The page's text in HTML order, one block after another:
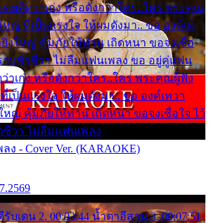
คยคิดว่าเก่ง หรือดังกว่าใคร..ใคร พระคุณ
หญ่ ที่เป็นแรงใจ ให้ผมดังมา.. ขอ องค์เท
งใหญ่ คุ้มภัยให้ท่าน เถิดหนา ขอจงเชื่อ
าบชั่วชีวา ไม่ลืมแฟนเพลง ขอ อยู่คู่แฟน
ว่าเก่ง หรือดังกว่าใคร..ใคร พระคุณผู้ฟัง
เป็นแรงใจ ให้ผมดังมา.. ขอ องค์เทวา
หญ่ คุ้มภัยให้ท่าน เถิดหนา ขอจงเชื่อใจ ไว้
ชีวา ไม่ลืมแฟนเพลง
- Cover Ver. (KARAOKE)
รับเดน 2. 00:03:44 น้ำตาอีสาน 3. 00:07:51